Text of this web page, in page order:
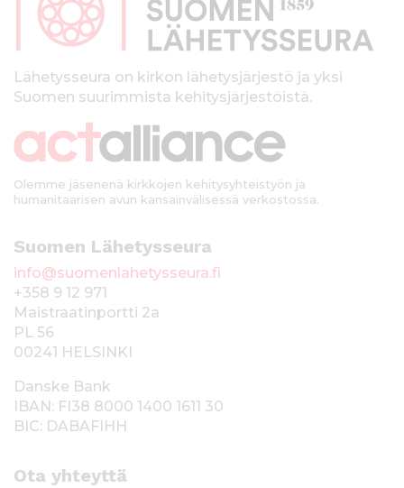
kLähetysseura on kirkon lähetysjärjestö ja yksi
Suomen suurimmista kehitysjärjestöistä.
Olemme jäsenenä kirkkojen kehitysyhteistyön ja
humanitaarisen avun kansainvälisessä verkostossa.
Suomen Lähetysseura
info@suomenlahetysseura.fi
+358 9 12 971
Maistraatinportti 2a
PL 56
00241 HELSINKI
Danske Bank
IBAN: FI38 8000 1400 1611 30
BIC: DABAFIHH
Ota yhteyttä